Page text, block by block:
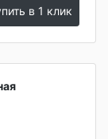
в 1 клик